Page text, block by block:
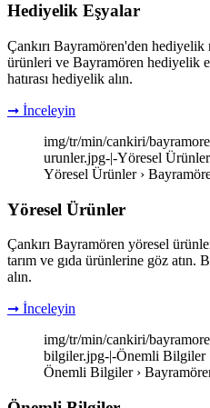
Hediyelik Eşyalar
Çankırı Bayramören'den hediyelik
ürünleri ve Bayramören hediyelik
hatırası hediyelik alın.
➞ İnceleyin
img/tr/min/cankiri/
urunler.jpg-|-Yöresel Ürünler
Yöresel Ürünler ›
Yöresel Ürünler
Çankırı Bayramören yöresel
tarım ve gıda ürünlerine göz atın.
alın.
➞ İnceleyin
img/tr/min/cankiri/
bilgiler.jpg-|-Önemli Bilgiler
Önemli Bilgiler ›